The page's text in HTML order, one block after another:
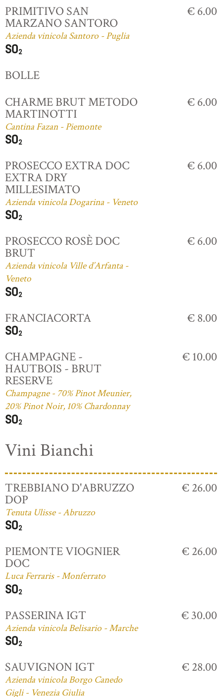
PRIMITIVO SAN
MARZANO SANTORO
Azienda vinicola Santoro - Puglia
€ 6.00
BOLLE
CHARME BRUT METODO
MARTINOTTI
Cantina Fazan - Piemonte
€ 6.00
PROSECCO EXTRA DOC
EXTRA DRY
MILLESIMATO
Azienda vinicola Dogarina - Veneto
€ 6.00
PROSECCO ROSÈ DOC
BRUT
Azienda vinicola Ville d’Arfanta -
Veneto
€ 6.00
FRANCIACORTA € 8.00
CHAMPAGNE -
HAUTBOIS - BRUT
RESERVE
Champagne - 70% Pinot Meunier,
20% Pinot Noir, 10% Chardonnay
€ 10.00
Vini Bianchi
TREBBIANO D'ABRUZZO
DOP
Tenuta Ulisse - Abruzzo
€ 26.00
PIEMONTE VIOGNIER
DOC
Luca Ferraris - Monferrato
€ 26.00
PASSERINA IGT
Azienda vinicola Belisario - Marche
€ 30.00
SAUVIGNON IGT
Azienda vinicola Borgo Canedo
Gigli - Venezia Giulia
€ 28.00